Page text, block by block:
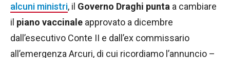
alcuni ministri, il Governo Draghi punta a cambiare
il piano vaccinale approvato a dicembre
dall’esecutivo Conte II e dall’ex commissario
all’emergenza Arcuri, di cui ricordiamo l’annuncio –